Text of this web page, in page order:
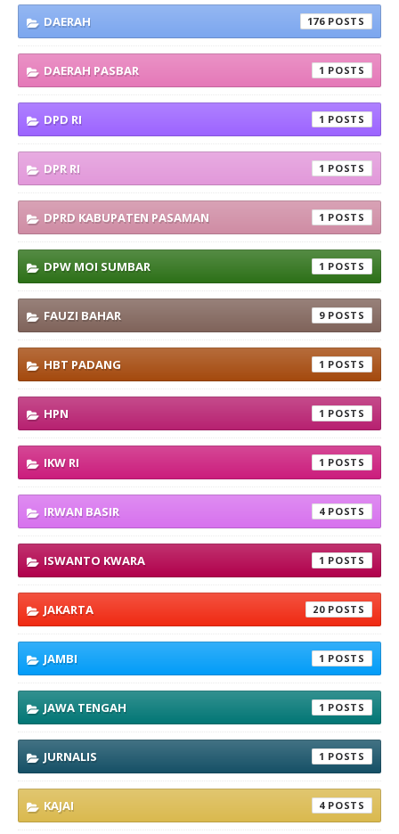
DAERAH 176
DAERAH PASBAR 1
DPD RI 1
DPR RI 1
DPRD KABUPATEN PASAMAN 1
DPW MOI SUMBAR 1
FAUZI BAHAR 9
HBT PADANG 1
HPN 1
IKW RI 1
IRWAN BASIR 4
ISWANTO KWARA 1
JAKARTA 20
JAMBI 1
JAWA TENGAH 1
JURNALIS 1
KAJAI 4